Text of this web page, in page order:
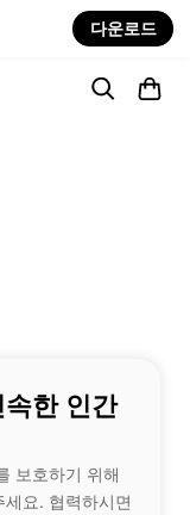
다운로드
한 인간
보호하기 위해
요. 협력하시면